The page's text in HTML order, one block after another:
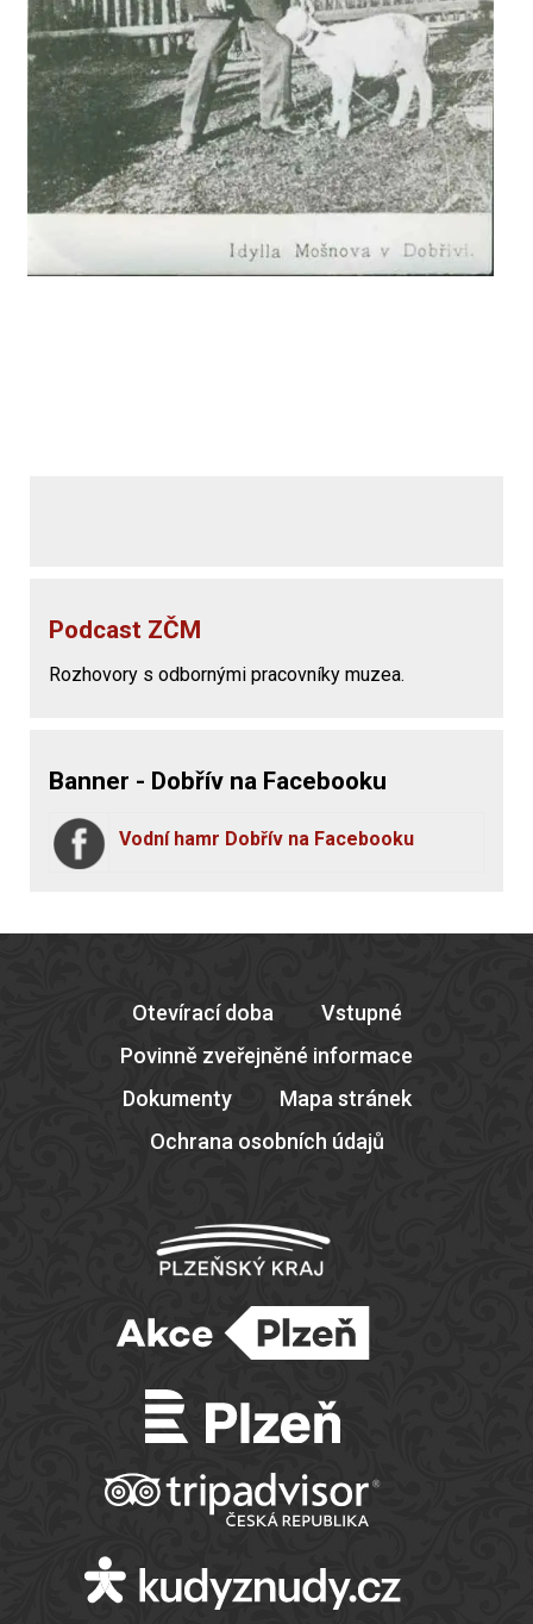
Podcast ZČM
Rozhovory s odbornými pracovníky muzea.
Banner - Dobřív na Facebooku
Vodní hamr Dobřív na Facebooku
Otevírací doba
Vstupné
Povinně zveřejněné informace
Dokumenty
Mapa stránek
Ochrana osobních údajů